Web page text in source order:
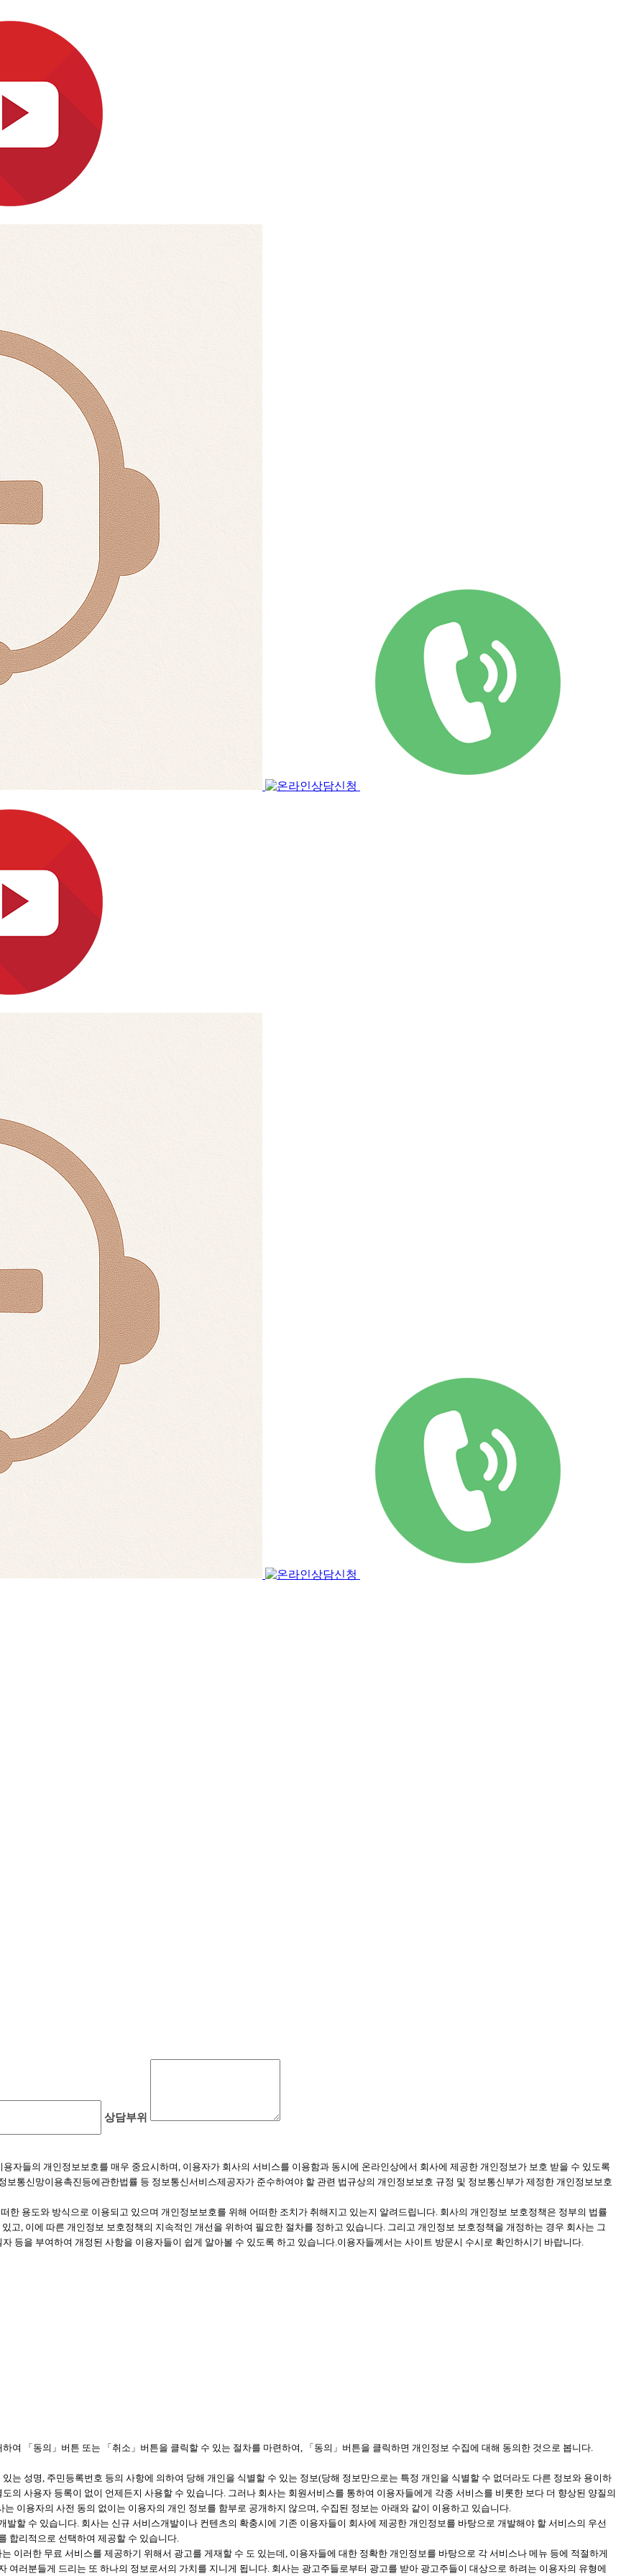
상담부위
자들의 개인정보보호를 매우 중요시하며, 이용자가 회사의 서비스를 이용함과 동시에 온라인상에서 회사에 제공한 개인정보가 보호 받을 수 있도록
통신망이용촉진등에관한법률 등 정보통신서비스제공자가 준수하여야 할 관련 법규상의 개인정보보호 규정 및 정보통신부가 제정한 개인정보보호
한 용도와 방식으로 이용되고 있으며 개인정보보호를 위해 어떠한 조치가 취해지고 있는지 알려드립니다. 회사의 개인정보 보호정책은 정부의 법률
고, 이에 따른 개인정보 보호정책의 지속적인 개선을 위하여 필요한 절차를 정하고 있습니다. 그리고 개인정보 보호정책을 개정하는 경우 회사는 그
등을 부여하여 개정된 사항을 이용자들이 쉽게 알아볼 수 있도록 하고 있습니다.이용자들께서는 사이트 방문시 수시로 확인하시기 바랍니다.
여 「동의」버튼 또는 「취소」버튼을 클릭할 수 있는 절차를 마련하여, 「동의」버튼을 클릭하면 개인정보 수집에 대해 동의한 것으로 봅니다.
는 성명, 주민등록번호 등의 사항에 의하여 당해 개인을 식별할 수 있는 정보(당해 정보만으로는 특정 개인을 식별할 수 없더라도 다른 정보와 용이하
의 사용자 등록이 없이 언제든지 사용할 수 있습니다. 그러나 회사는 회원서비스를 통하여 이용자들에게 각종 서비스를 비롯한 보다 더 향상된 양질의
이용자의 사전 동의 없이는 이용자의 개인 정보를 함부로 공개하지 않으며, 수집된 정보는 아래와 같이 이용하고 있습니다.
할 수 있습니다. 회사는 신규 서비스개발이나 컨텐츠의 확충시에 기존 이용자들이 회사에 제공한 개인정보를 바탕으로 개발해야 할 서비스의 우선
합리적으로 선택하여 제공할 수 있습니다.
이러한 무료 서비스를 제공하기 위해서 광고를 게재할 수 도 있는데, 이용자들에 대한 정확한 개인정보를 바탕으로 각 서비스나 메뉴 등에 적절하게
여러분들게 드리는 또 하나의 정보로서의 가치를 지니게 됩니다. 회사는 광고주들로부터 광고를 받아 광고주들이 대상으로 하려는 이용자의 유형에